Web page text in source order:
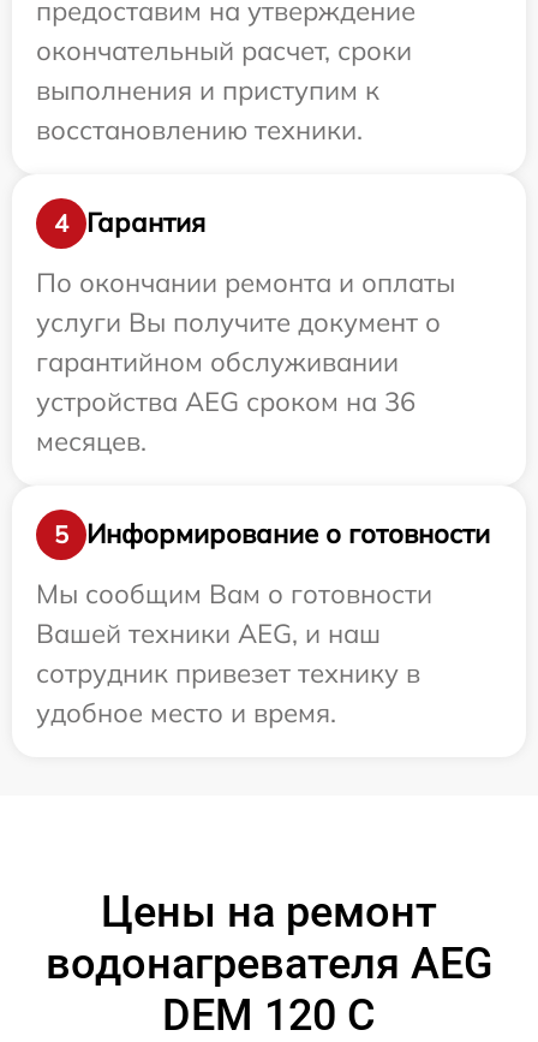
предоставим на утверждение
окончательный расчет, сроки
выполнения и приступим к
восстановлению техники.
4
Гарантия
По окончании ремонта и оплаты
услуги Вы получите документ о
гарантийном обслуживании
устройства AEG сроком на 36
месяцев.
5
Информирование о готовности
Мы сообщим Вам о готовности
Вашей техники AEG, и наш
сотрудник привезет технику в
удобное место и время.
Цены на ремонт
водонагревателя AEG
DEM 120 C